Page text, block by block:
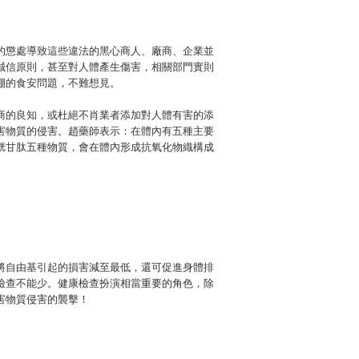
處導致這些違法的黑心商人、廠商、企業並
原則，甚至對人體產生傷害，相關部門實則
食安問題，不難想見。
良知，或杜絕不肖業者添加對人體有害的添
質的侵害。趙藥師表示：在體內有五種主要
肽五種物質，會在體內形成抗氧化物織構成
由基引起的損害減至最低，還可促進身體排
不能少。健康檢查扮演相當重要的角色，除
質侵害的襲擊！